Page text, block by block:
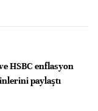
HSBC enflasyon
paylaştı